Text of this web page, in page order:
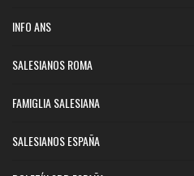
INFO ANS
SALESIANOS ROMA
FAMIGLIA SALESIANA
SALESIANOS ESPAÑA